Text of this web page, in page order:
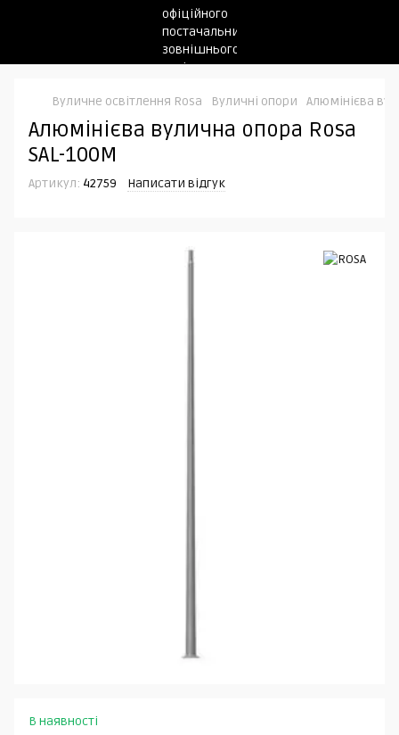
Вуличне освітлення Rosa Вуличні опори Алюмінієва
Алюмінієва вулична опора Rosa
SAL-100M
Артикул: 42759 Написати відгук
В наявності